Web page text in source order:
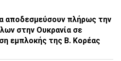
αποδεσμεύσουν πλήρως την
στην Ουκρανία σε
εμπλοκής της Β. Κορέας